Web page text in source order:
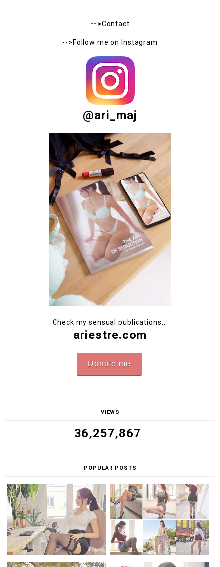
-->Contact
-->Follow me on Instagram
@ari_maj
Check my sensual publications...
ariestre.com
Donate me
VIEWS
36,257,867
POPULAR POSTS